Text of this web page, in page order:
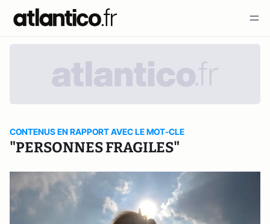
CONTENUS EN RAPPORT AVEC LE MOT-CLE
"PERSONNES FRAGILES"